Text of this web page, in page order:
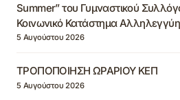
Summer” του Γυμναστικού
Κοινωνικό Κατάστημα
5 Αυγούστου 2026
ΤΡΟΠΟΠΟΙΗΣΗ ΩΡΑΡΙΟΥ ΚΕΠ
5 Αυγούστου 2026